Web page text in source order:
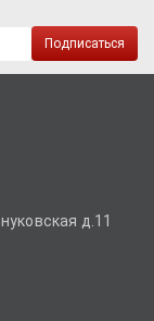
Подписаться
д.11